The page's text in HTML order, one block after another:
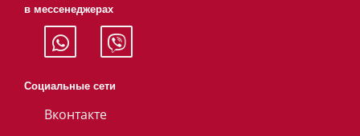
в мессенеджерах
Социальные сети
Вконтакте